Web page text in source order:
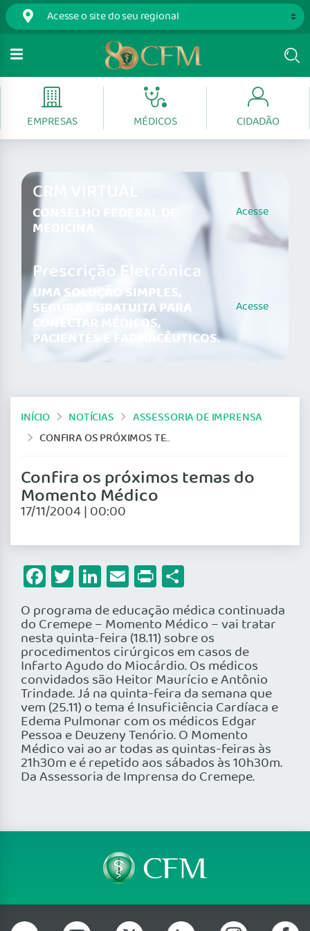
EMPRESAS MÉDICOS CIDADÃO
CRM VIRTUAL
CONSELHO FEDERAL DE
MEDICINA
Acesse
Prescrição Eletrônica
UMA SOLUÇÃO SIMPLES,
SEGURA E GRATUITA PARA
CONECTAR MÉDICOS,
PACIENTES E FARMACÊUTICOS.
Acesse
INÍCIO NOTÍCIAS
ASSESSORIA DE IMPRENSA
CONFIRA OS PRÓXIMOS TEMAS DO MOMENTO MÉDICO
Confira os próximos temas do
Momento Médico
17/11/2004 | 00:00
Facebook
Twitter
LinkedIn
Email
Print
O programa de educação médica continuada
do Cremepe – Momento Médico – vai tratar
nesta quinta-feira (18.11) sobre os
procedimentos cirúrgicos em casos de
Infarto Agudo do Miocárdio. Os médicos
convidados são Heitor Maurício e Antônio
Trindade. Já na quinta-feira da semana que
vem (25.11) o tema é Insuficiência Cardíaca e
Edema Pulmonar com os médicos Edgar
Pessoa e Deuzeny Tenório. O Momento
Médico vai ao ar todas as quintas-feiras às
21h30m e é repetido aos sábados às 10h30m.
Da Assessoria de Imprensa do Cremepe.